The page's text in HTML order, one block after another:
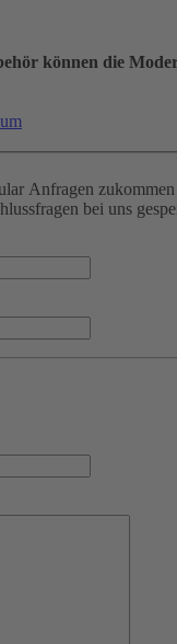
können die
Anfragen
bei uns